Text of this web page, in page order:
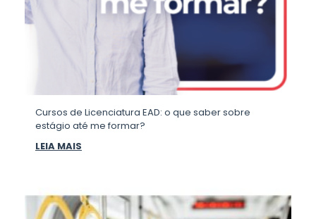
Cursos de Licenciatura EAD: o que saber sobre
estágio até me formar?
LEIA MAIS